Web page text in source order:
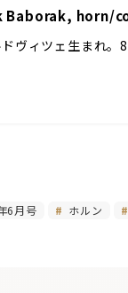
Baborak, horn/
ヴィツェ生まれ。
6月号 ホルン